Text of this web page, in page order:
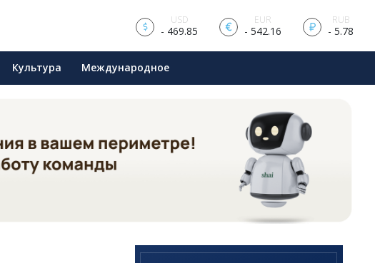
USD
- 469.85
EUR
- 542.16
RUB
- 5.78
Культура Международное